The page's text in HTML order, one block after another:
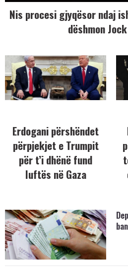
Nis procesi gjyqësor ndaj
dëshmon
Erdogani përshëndet
përpjekjet e Trumpit
për t’i dhënë fund
luftës në Gaza